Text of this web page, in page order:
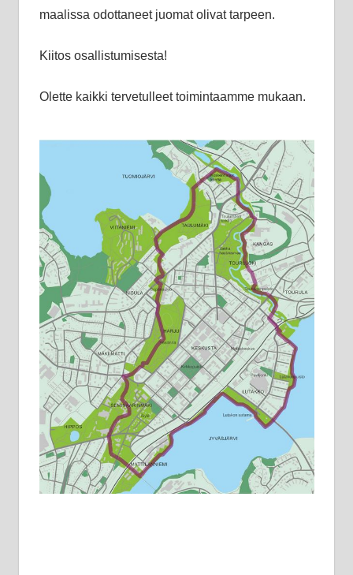
maalissa odottaneet juomat olivat tarpeen.
Kiitos osallistumisesta!
Olette kaikki tervetulleet toimintaamme mukaan.